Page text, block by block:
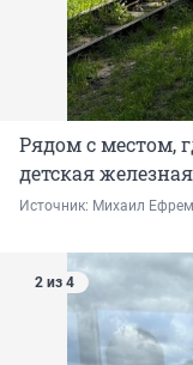
Рядом с местом,
детская
Источник: Михаил
2 из 4